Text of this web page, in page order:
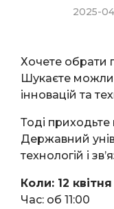
2025-
Хочете обрати
Шукаєте
інновацій та
Тоді
Державний
технологій і
Коли: 12
Час: об 11:00